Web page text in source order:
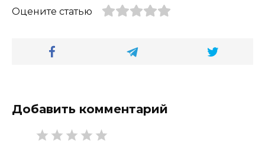
Оцените статью
Добавить комментарий